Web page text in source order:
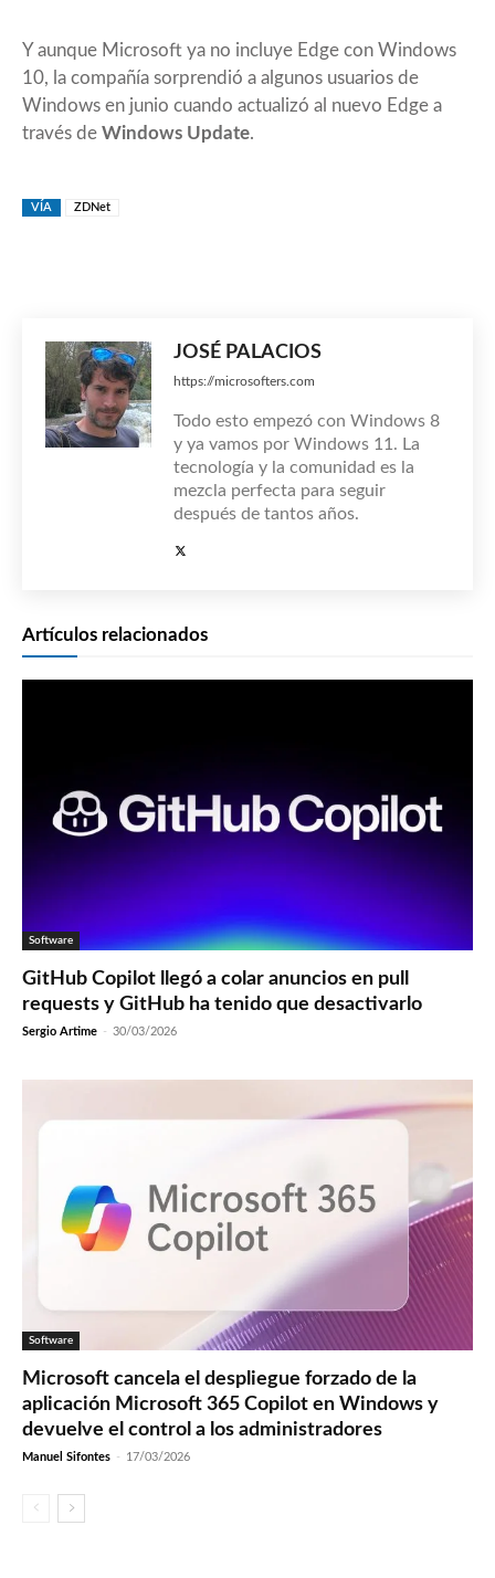
Y aunque Microsoft ya no incluye Edge con Windows
10, la compañía sorprendió a algunos usuarios de
Windows en junio cuando actualizó al nuevo Edge a
través de Windows Update.
VÍA ZDNet
JOSÉ PALACIOS
https://microsofters.com
Todo esto empezó con Windows 8
y ya vamos por Windows 11. La
tecnología y la comunidad es la
mezcla perfecta para seguir
después de tantos años.
Artículos relacionados
Software
GitHub Copilot llegó a colar anuncios en pull
requests y GitHub ha tenido que desactivarlo
Sergio Artime - 30/03/2026
Software
Microsoft cancela el despliegue forzado de la
aplicación Microsoft 365 Copilot en Windows y
devuelve el control a los administradores
Manuel Sifontes - 17/03/2026